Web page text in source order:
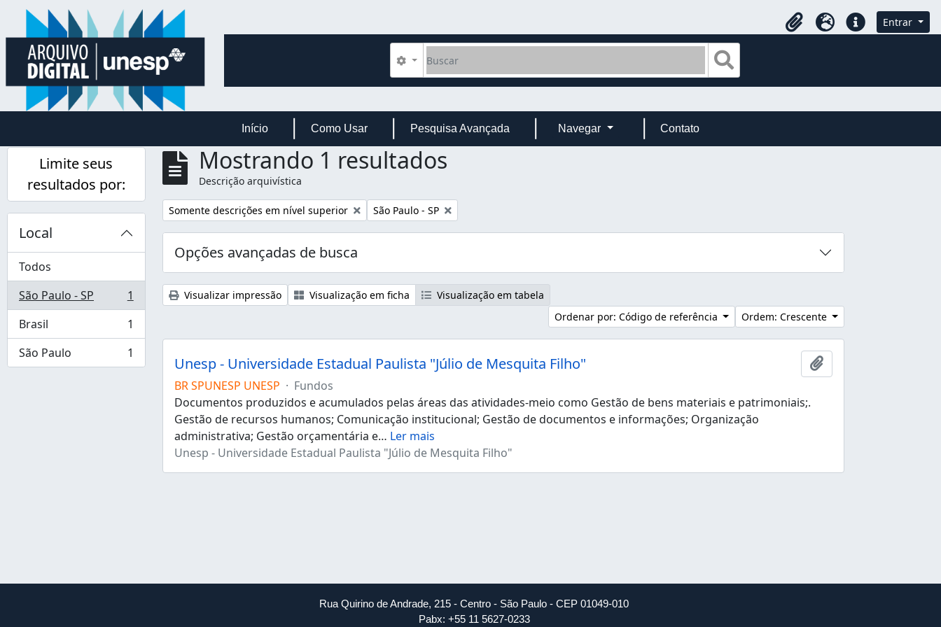
Skip to main content
Área de Transferência
IdiomaAtalhos Entrar
Buscar
Opções de busca
Início Como Usar Pesquisa Avançada Navegar Contato
Limite seus
resultados por:
Local
Todos
São Paulo - SP
, 1 resultados
1
Brasil
, 1 resultados
1
São Paulo
, 1 resultados 1
Mostrando 1 resultados
Descrição arquivística
Remover filtro:
Somente descrições em nível superior Remover filtro:
São Paulo - SP
Opções avançadas de busca
Visualizar impressão Visualização em ficha
Visualização em tabela
Ordenar por: Código de referência
Ordem: Crescente
Unesp - Universidade Estadual Paulista "Júlio de Mesquita Filho"
Adicionar a área de
BR SPUNESP UNESP · Fundos
Documentos produzidos e acumulados pelas áreas das atividades-meio como Gestão de bens materiais e patrimoniais;.
Gestão de recursos humanos; Comunicação institucional; Gestão de documentos e informações; Organização
administrativa; Gestão orçamentária e… Ler mais
Unesp - Universidade Estadual Paulista "Júlio de Mesquita Filho"
Rua Quirino de Andrade, 215 - Centro - São Paulo - CEP 01049-010
Pabx: +55 11 5627-0233